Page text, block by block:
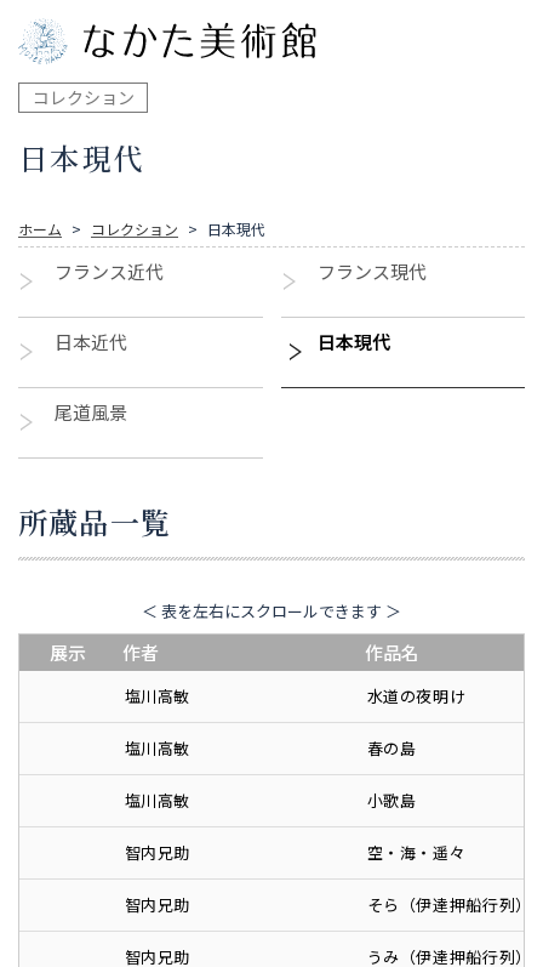
コレクション
日本現代
ホーム コレクション 日本現代
フランス近代 フランス現代
日本近代 日本現代
尾道風景
所蔵品一覧
＜ 表を左右にスクロールできます ＞
展示 作者 作品名
塩川高敏 水道の夜明け
塩川高敏 春の島
塩川高敏 小歌島
智内兄助 空・海・遥々
智内兄助 そら（伊達押船行列）
智内兄助 うみ（伊達押船行列）